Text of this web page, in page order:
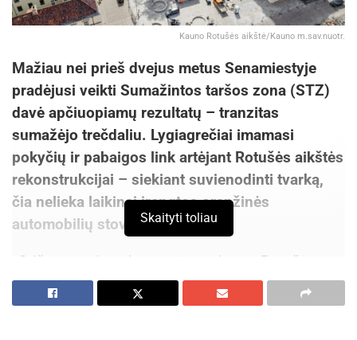
Kauno Rotušės aikštė/Kauno m.sav.nuotr.
Mažiau nei prieš dvejus metus Senamiestyje
pradėjusi veikti Sumažintos taršos zona (STZ)
davė apčiuopiamų rezultatų – tranzitas
sumažėjo trečdaliu. Lygiagrečiai imamasi
pokyčių ir pabaigos link artėjant Rotušės aikštės
rekonstrukcijai – siekiant suvienodinti tvarką,
čia nelieka laikinai įrengtos oranžinės
automobilių stovėjimo zonos.
„Grįžtame prie ankstesnės tvarkos – Rotušės
aikštė ir jos prieigos priklausys Senamiesčio
rinkliavos zonai ir čia automobilio parkavimas
Skaityti toliau